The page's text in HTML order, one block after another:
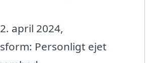
april 2024,
Personligt ejet